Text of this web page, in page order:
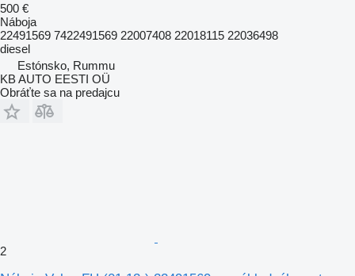
500 €
Náboja
22491569 7422491569 22007408 22018115 22036498
diesel
Estónsko, Rummu
KB AUTO EESTI OÜ
Obráťte sa na predajcu
2